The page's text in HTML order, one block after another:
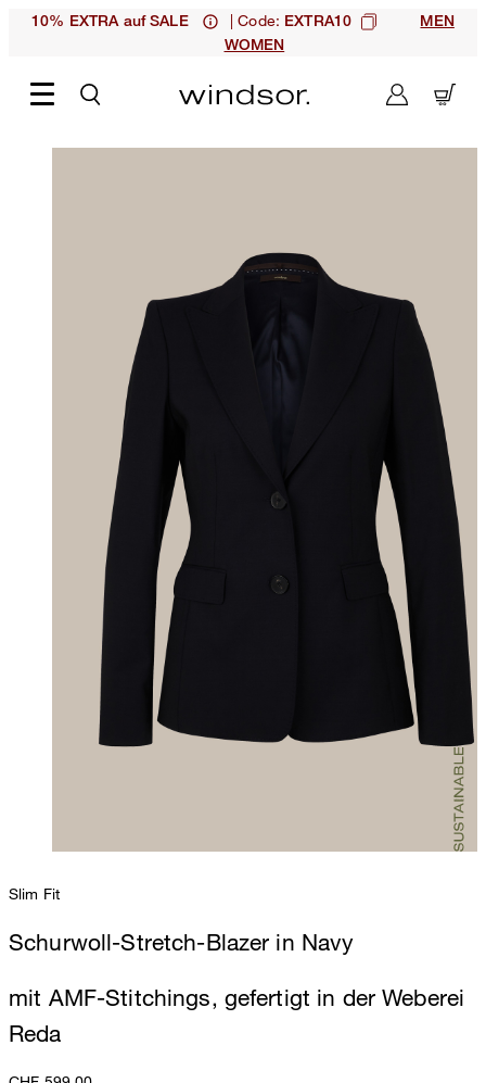
10% EXTRA auf SALE | Code: EXTRA10
MEN
WOMEN
Slim Fit
Schurwoll-Stretch-Blazer in Navy
mit AMF-Stitchings, gefertigt in der Weberei
Reda